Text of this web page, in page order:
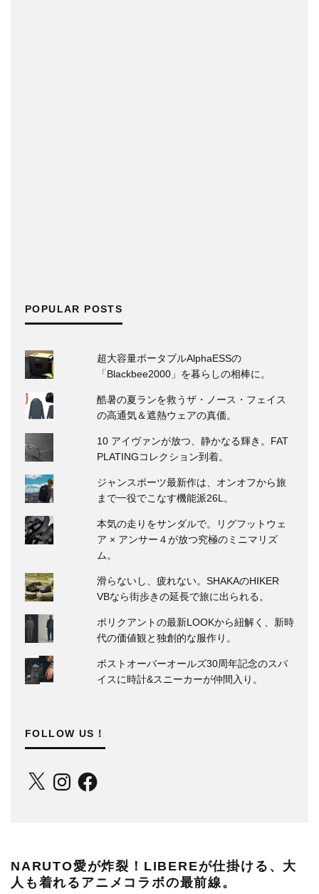
POPULAR POSTS
超大容量ポータブルAlphaESSの
「Blackbee2000」を暮らしの相棒に。
酷暑の夏ランを救うザ・ノース・フェイス
の高通気＆遮熱ウェアの真価。
10 アイヴァンが放つ、静かなる輝き。FAT
PLATINGコレクション到着。
ジャンスポーツ最新作は、オンオフから旅
まで一役でこなす機能派26L。
本気の走りをサンダルで。リグフットウェ
ア × アンサー４が放つ究極のミニマリズ
ム。
滑らないし、疲れない。SHAKAのHIKER
VBなら街歩きの延長で旅に出られる。
ポリクアントの最新LOOKから紐解く、新時
代の価値観と独創的な服作り。
ポストオーバーオールズ30周年記念のスパ
イスに時計&スニーカーが仲間入り。
FOLLOW US！
X InstagramFacebook
NARUTO愛が炸裂！LIBEREが仕掛ける、大
人も着れるアニメコラボの最前線。